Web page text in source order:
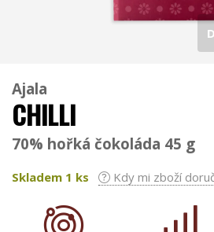
Ajala
CHILLI
70% hořká čokoláda 45 g
Skladem 1 ks Kdy mi zboží